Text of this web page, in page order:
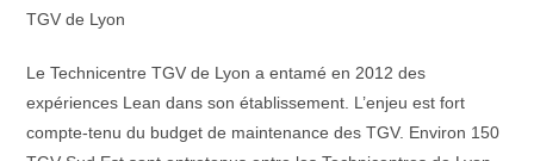
TGV de Lyon
Le Technicentre TGV de Lyon a entamé en 2012 des
expériences Lean dans son établissement. L’enjeu est fort
compte-tenu du budget de maintenance des TGV. Environ 150